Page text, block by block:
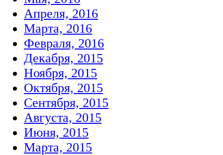
Апреля, 2016
Марта, 2016
Февраля, 2016
Декабря, 2015
Ноября, 2015
Октября, 2015
Сентября, 2015
Августа, 2015
Июня, 2015
Марта, 2015